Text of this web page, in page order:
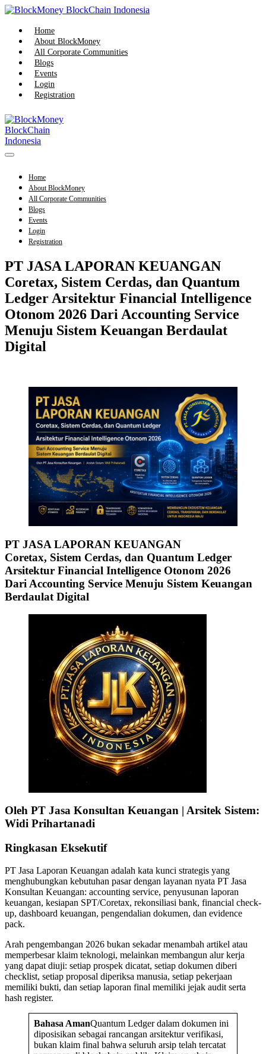
Skip
content
Home
About BlockMoney
All Corporate Communities
Blogs
Events
Login
Registration
Menu
Home
About BlockMoney
All Corporate Communities
Blogs
Events
Login
Registration
PT JASA LAPORAN KEUANGAN
Coretax, Sistem Cerdas, dan Quantum
Ledger Arsitektur Financial Intelligence
Otonom 2026 Dari Accounting Service
Menuju Sistem Keuangan Berdaulat
Digital
PT JASA LAPORAN KEUANGAN
Coretax, Sistem Cerdas, dan Quantum Ledger
Arsitektur Financial Intelligence Otonom 2026
Dari Accounting Service Menuju Sistem Keuangan
Berdaulat Digital
Oleh PT Jasa Konsultan Keuangan | Arsitek Sistem:
Widi Prihartanadi
Ringkasan Eksekutif
PT Jasa Laporan Keuangan adalah kata kunci strategis yang
menghubungkan kebutuhan pasar dengan layanan nyata PT Jasa
Konsultan Keuangan: accounting service, penyusunan laporan
keuangan, kesiapan SPT/Coretax, rekonsiliasi bank, financial check-
up, dashboard keuangan, pengendalian dokumen, dan evidence
pack.
Arah pengembangan 2026 bukan sekadar menambah artikel atau
memperbesar klaim teknologi, melainkan membangun alur kerja
yang dapat diuji: setiap prospek dicatat, setiap dokumen diberi
checklist, setiap proposal diperiksa manusia, setiap pekerjaan
memiliki bukti, dan setiap laporan final memiliki jejak audit serta
hash register.
Bahasa AmanQuantum Ledger dalam dokumen ini
diposisikan sebagai rancangan arsitektur verifikasi,
bukan klaim final bahwa seluruh arsip telah tercatat